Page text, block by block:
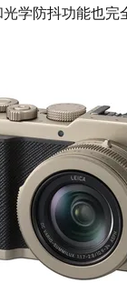
学防抖功能也完